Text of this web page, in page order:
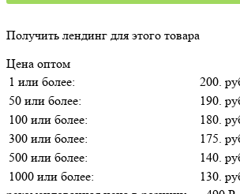
Получить лендинг для этого товара
Цена оптом
1 или более:
200.
50 или более:
190.
100 или более:
180.
300 или более:
175.
500 или более:
140.
1000 или более:
130.